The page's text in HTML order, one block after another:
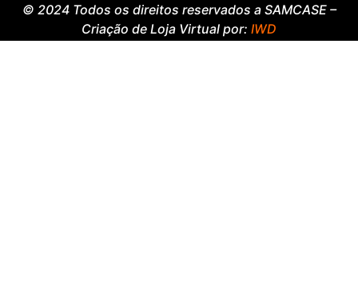
© 2024 Todos os direitos reservados a SAMCASE –
Criação de Loja Virtual por: IWD